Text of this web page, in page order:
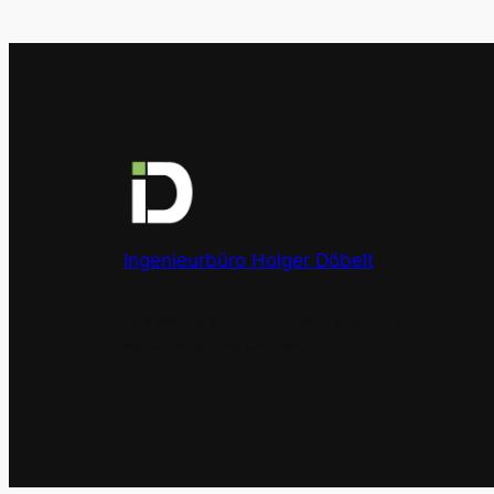
Ingenieurbüro Holger Döbelt